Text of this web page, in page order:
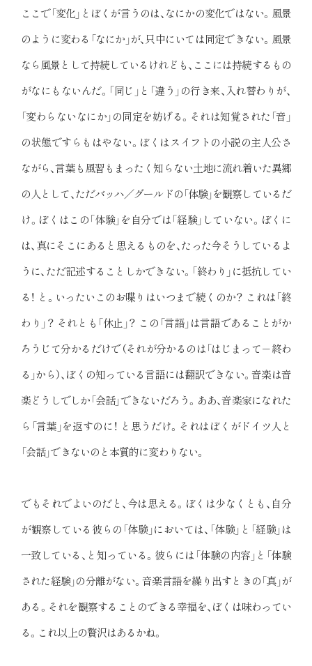
ここで「変化」とぼくが言うのは、なにかの変化ではない。風景
のように変わる「なにか」が、只中にいては同定できない。風景
なら風景として持続しているけれども、ここには持続するもの
がなにもないんだ。「同じ」と「違う」の行き来、入れ替わりが、
「変わらないなにか」の同定を妨げる。それは知覚された「音」
の状態ですらもはやない。ぼくはスイフトの小説の主人公さ
ながら、言葉も風習もまったく知らない土地に流れ着いた異郷
の人として、ただバッハ／グールドの「体験」を観察しているだ
け。ぼくはこの「体験」を自分では「経験」していない。ぼくに
は、真にそこにあると思えるものを、たった今そうしているよ
うに、ただ記述することしかできない。「終わり」に抵抗してい
る！ と。いったいこのお喋りはいつまで続くのか？ これは「終
わり」？ それとも「休止」？ この「言語」は言語であることがか
ろうじて分かるだけで（それが分かるのは「はじまって－終わ
る」から）、ぼくの知っている言語には翻訳できない。音楽は音
楽どうしでしか「会話」できないだろう。ああ、音楽家になれた
ら「言葉」を返すのに！ と思うだけ。それはぼくがドイツ人と
「会話」できないのと本質的に変わりない。
でもそれでよいのだと、今は思える。ぼくは少なくとも、自分
が観察している彼らの「体験」においては、「体験」と「経験」は
一致している、と知っている。彼らには「体験の内容」と「体験
された経験」の分離がない。音楽言語を繰り出すときの「真」が
ある。それを観察することのできる幸福を、ぼくは味わってい
る。これ以上の贅沢はあるかね。